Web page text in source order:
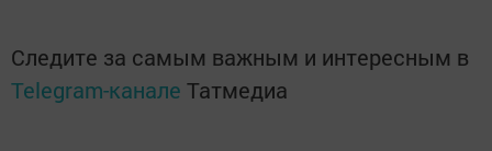
Следите за самым важным и интересным в
Telegram-канале Татмедиа